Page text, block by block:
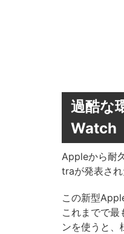
過酷な
Watch
Appleから耐
traが発表され
この新型
これまでで
ンを使うと、